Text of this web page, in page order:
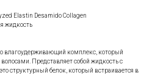
Elastin Desamido Collagen
жидкость
влагоудерживающий комплекс, который
волосами. Представляет собой жидкость с
структурный белок, который встраивается в